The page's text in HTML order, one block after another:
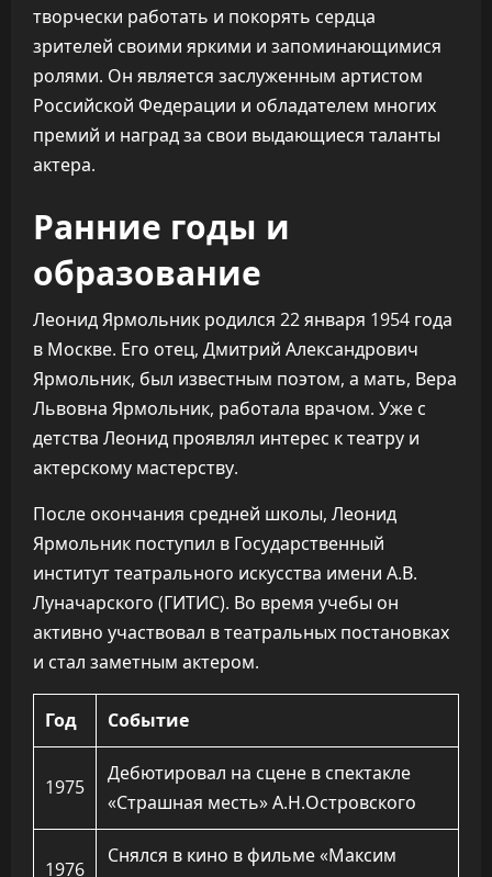
творчески работать и покорять сердца
зрителей своими яркими и запоминающимися
ролями. Он является заслуженным артистом
Российской Федерации и обладателем многих
премий и наград за свои выдающиеся таланты
актера.
Ранние годы и
образование
Леонид Ярмольник родился 22 января 1954 года
в Москве. Его отец, Дмитрий Александрович
Ярмольник, был известным поэтом, а мать, Вера
Львовна Ярмольник, работала врачом. Уже с
детства Леонид проявлял интерес к театру и
актерскому мастерству.
После окончания средней школы, Леонид
Ярмольник поступил в Государственный
институт театрального искусства имени А.В.
Луначарского (ГИТИС). Во время учебы он
активно участвовал в театральных постановках
и стал заметным актером.
Год Событие
1975
Дебютировал на сцене в спектакле
«Страшная месть» А.Н.Островского
1976
Снялся в кино в фильме «Максим